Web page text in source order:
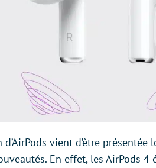
vient d’être
En effet, les AirPods